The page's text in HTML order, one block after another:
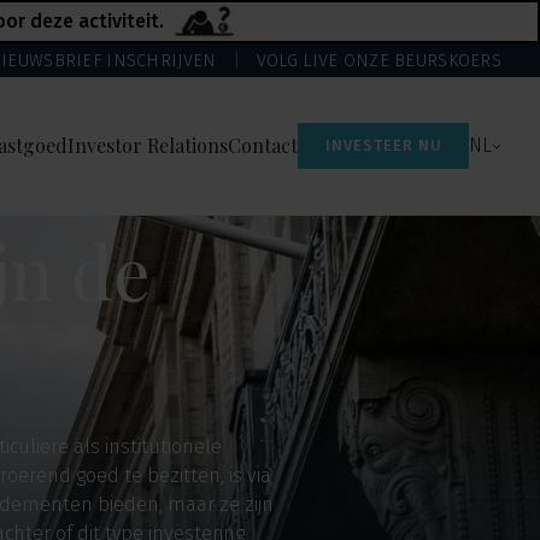
INSCHRIJVEN VOLG LIVE ONZE BEURSKOERS
Investor RelationsContact INVESTEER NU NL
deze activiteit.
de
als institutionele
goed te bezitten, is via
bieden, maar ze zijn
of dit type investering